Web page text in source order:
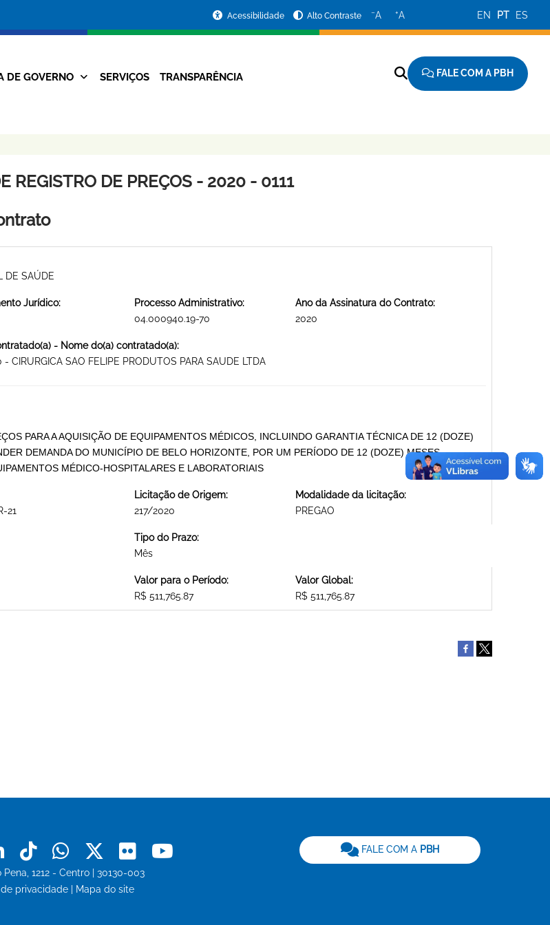
da
Prefeitura
Acessibilidade Alto Contraste −A +A EN PT ES
Navegação
DE GOVERNO SERVIÇOS TRANSPARÊNCIA FALE COM A PBH
REGISTRO DE PREÇOS - 2020 - 0111
DE SAÚDE
Jurídico:
Processo Administrativo:
04.000940.19-70
Ano da Assinatura do Contrato:
2020
- Nome do(a) contratado(a):
CIRURGICA SAO FELIPE PRODUTOS PARA SAUDE LTDA
PARA A AQUISIÇÃO DE EQUIPAMENTOS MÉDICOS, INCLUINDO GARANTIA TÉCNICA DE 12 (DOZE)
DEMANDA DO MUNICÍPIO DE BELO HORIZONTE, POR UM PERÍODO DE 12 (DOZE) MESES.
MÉDICO-HOSPITALARES E LABORATORIAIS
21
Licitação de Origem:
217/2020
Modalidade da licitação:
PREGAO
Tipo do Prazo:
Mês
Valor para o Período:
R$ 511,765.87
Valor Global:
R$ 511,765.87
LinkedinTiktokWhatsapp
X Flickr
Pena, 1212 - Centro | 30130-003
privacidade
Mapa do site
FALE COM A PBH